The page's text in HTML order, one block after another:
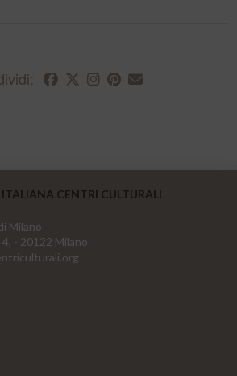
CENTRI CULTURALI
Milano
- 20122 Milano